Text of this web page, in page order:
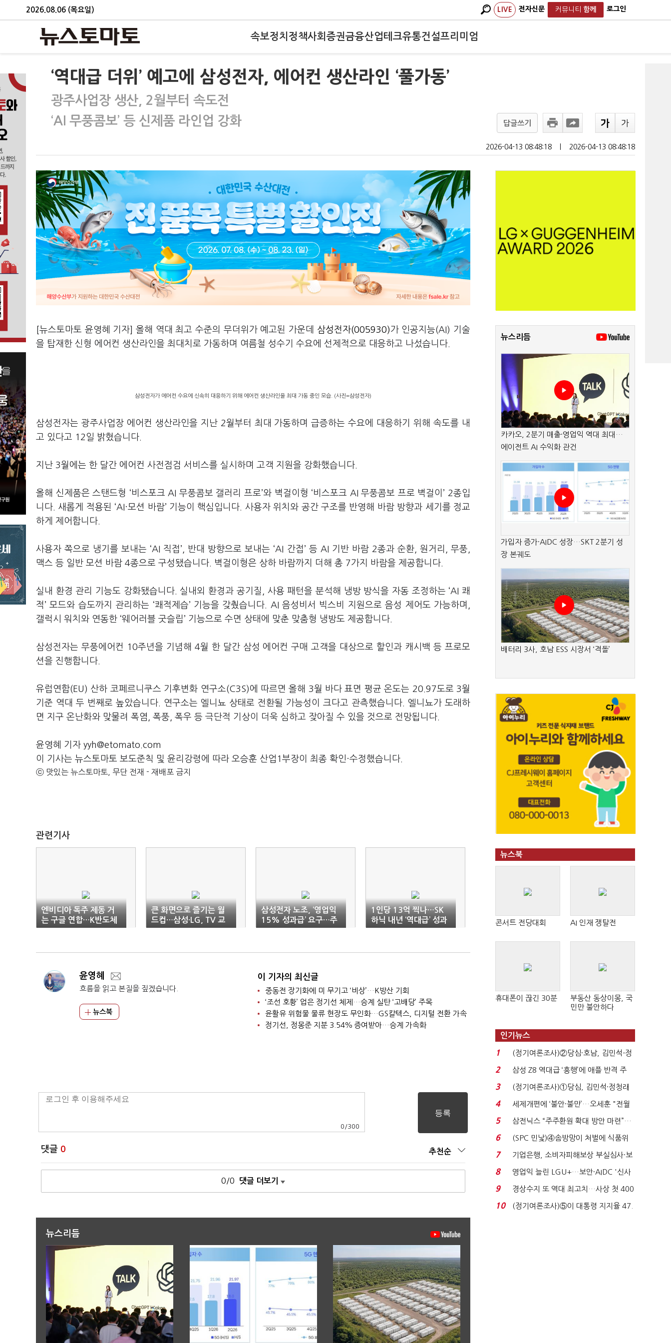
2026.08.06 (목요일) LIVE 전자신문 커뮤니티 함께 로그인
속보정치 정책사회 증권금융산업테크유통건설프리미엄
‘역대급 더위’ 예고에 삼성전자, 에어컨 생산라인 ‘풀가동’
광주사업장 생산, 2월부터 속도전
‘AI 무풍콤보’ 등 신제품 라인업 강화
답글쓰기
2026-04-13 08:48:18 2026-04-13 08:48:18
[뉴스토마토 윤영혜 기자] 올해 역대 최고 수준의 무더위가 예고된 가운데 삼성전자(005930)가 인공지능(AI) 기술
을 탑재한 신형 에어컨 생산라인을 최대치로 가동하며 여름철 성수기 수요에 선제적으로 대응하고 나섰습니다.
삼성전자가 에어컨 수요에 신속히 대응하기 위해 에어컨 생산라인을 최대 가동 중인 모습. (사진=삼성전자)
삼성전자는 광주사업장 에어컨 생산라인을 지난 2월부터 최대 가동하며 급증하는 수요에 대응하기 위해 속도를 내
고 있다고 12일 밝혔습니다.
지난 3월에는 한 달간 에어컨 사전점검 서비스를 실시하며 고객 지원을 강화했습니다.
올해 신제품은 스탠드형 ‘비스포크 AI 무풍콤보 갤러리 프로’와 벽걸이형 ‘비스포크 AI 무풍콤보 프로 벽걸이’ 2종입
니다. 새롭게 적용된 ‘AI·모션 바람’ 기능이 핵심입니다. 사용자 위치와 공간 구조를 반영해 바람 방향과 세기를 정교
하게 제어합니다.
사용자 쪽으로 냉기를 보내는 ‘AI 직접’, 반대 방향으로 보내는 ‘AI 간접’ 등 AI 기반 바람 2종과 순환, 원거리, 무풍,
맥스 등 일반 모션 바람 4종으로 구성됐습니다. 벽걸이형은 상하 바람까지 더해 총 7가지 바람을 제공합니다.
실내 환경 관리 기능도 강화됐습니다. 실내외 환경과 공기질, 사용 패턴을 분석해 냉방 방식을 자동 조정하는 ‘AI 쾌
적’ 모드와 습도까지 관리하는 ‘쾌적제습’ 기능을 갖췄습니다. AI 음성비서 빅스비 지원으로 음성 제어도 가능하며,
갤럭시 워치와 연동한 ‘웨어러블 굿슬립’ 기능으로 수면 상태에 맞춘 맞춤형 냉방도 제공합니다.
삼성전자는 무풍에어컨 10주년을 기념해 4월 한 달간 삼성 에어컨 구매 고객을 대상으로 할인과 캐시백 등 프로모
션을 진행합니다.
유럽연합(EU) 산하 코페르니쿠스 기후변화 연구소(C3S)에 따르면 올해 3월 바다 표면 평균 온도는 20.97도로 3월
기준 역대 두 번째로 높았습니다. 연구소는 엘니뇨 상태로 전환될 가능성이 크다고 관측했습니다. 엘니뇨가 도래하
면 지구 온난화와 맞물려 폭염, 폭풍, 폭우 등 극단적 기상이 더욱 심하고 잦아질 수 있을 것으로 전망됩니다.
윤영혜 기자 yyh@etomato.com
이 기사는 뉴스토마토 보도준칙 및 윤리강령에 따라 오승훈 산업1부장이 최종 확인·수정했습니다.
ⓒ 맛있는 뉴스토마토, 무단 전재 - 재배포 금지
관련기사
엔비디아 독주 제동 거
는 구글 연합…K반도체
장기 공급 ‘청신호’
큰 화면으로 즐기는 월
드컵…삼성·LG, TV 교
체 수요 잡기 안간힘
삼성전자 노조, ‘영업익
15% 성과급’ 요구…주
주·내부 갈등 쟁점 부상
1인당 13억 찍나…SK
하닉 내년 ‘역대급’ 성과
급 전망
윤영혜
흐름을 읽고 본질을 짚겠습니다.
뉴스북
이 기자의 최신글
중동전 장기화에 미 무기고 ‘비상’…K방산 기회
‘조선 호황’ 업은 정기선 체제…승계 실탄 ‘고배당’ 주목
윤활유 위험물 물류 현장도 무인화…GS칼텍스, 디지털 전환 가속
정기선, 정몽준 지분 3.54％ 증여받아…승계 가속화
0 /300
댓글 0 추천순
0/0 댓글 더보기
뉴스리듬
뉴스리듬
카카오, 2분기 매출·영업익 역대 최대…
에이전트 AI 수익화 관건
가입자 증가·AIDC 성장…SKT 2분기 성
장 본궤도
배터리 3사, 호남 ESS 시장서 ‘격돌’
뉴스북
콘서트 전당대회 AI 인재 쟁탈전
휴대폰이 끊긴 30분
부동산 동상이몽, 국
민만 불안하다
인기뉴스
1
(정기여론조사)②당심·호남, 김민석-정
청래 '초접전'...
2
삼성 Z8 역대급 ‘흥행’에 애플 반격 주
목…9월 ‘폴...
3
(정기여론조사)①당심, 김민석·정청래
'초접전'…대통령 ...
4
세제개편에 ‘불안·불만’…오세훈 "전월
세 구하기 더 ...
5
삼전닉스 “주주환원 확대 방안 마련”…
로이터에 성명...
6
(SPC 민낯)④솜방망이 처벌에 식품위
생법 위반 반복...
7
기업은행, 소비자피해보상 부실심사·보
이스피싱 공시 ...
8
영업익 늘린 LGU+…보안·AIDC '신사
업 드라이브'...
9
경상수지 또 역대 최고치…사상 첫 400
억달러에 '3% 성...
10
(정기여론조사)⑤이 대통령 지지율 47.